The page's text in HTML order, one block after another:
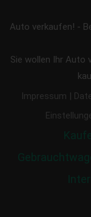
Auto verkaufen! -
Sie wollen Ihr Auto
Impressum |